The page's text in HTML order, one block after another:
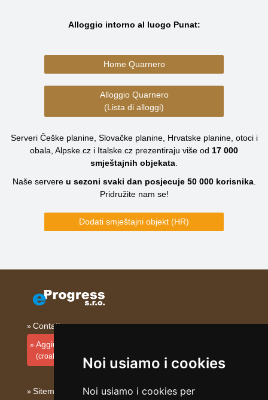
Noi usiamo i cookies
Noi usiamo i cookies per
Alloggio intorno al luogo Punat:
Home Quarnero
Alloggio Quarnero
(Lista di alloggi)
Serveri Češke planine, Slovačke planine, Hrvatske planine, otoci i
obala, Alpske.cz i Italske.cz prezentiraju više od 17 000
smještajnih objekata
Naše servere u sezoni svaki dan posjecuje 50 000korisnika.
Pridružite nam se!
Dodati smještajni objekt (HR)
Contatto
Aggiungi la tua sistemazione
(croato)
Sitemap